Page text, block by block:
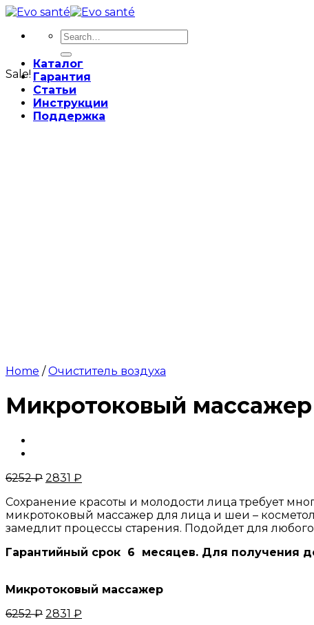
Skip
content
Search
for:
Каталог
Гарантия
Статьи
Инструкции
Поддержка
Sale!
Home / Очиститель воздуха
Микротоковый массажер
6252₽ 2831 ₽
Сохранение красоты и молодости лица требует
микротоковый массажер для лица и шеи –
замедлит процессы старения. Подойдет для
Гарантийный срок 6 месяцев. Для получения
Микротоковый массажер
6252₽ 2831 ₽